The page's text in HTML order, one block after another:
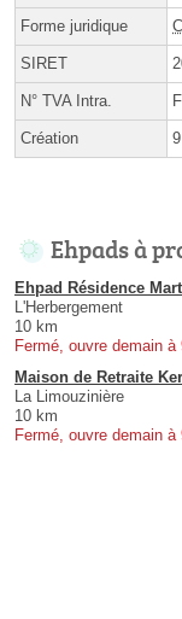
Forme juridique
SIRET
N° TVA Intra.
Création
Ehpads à
Ehpad Résidence
L'Herbergement
10 km
Fermé, ouvre demain à
Maison de Retraite
La Limouzinière
10 km
Fermé, ouvre demain à